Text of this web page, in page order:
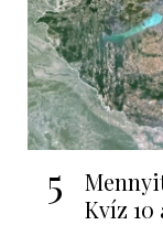
5
Kvíz 10